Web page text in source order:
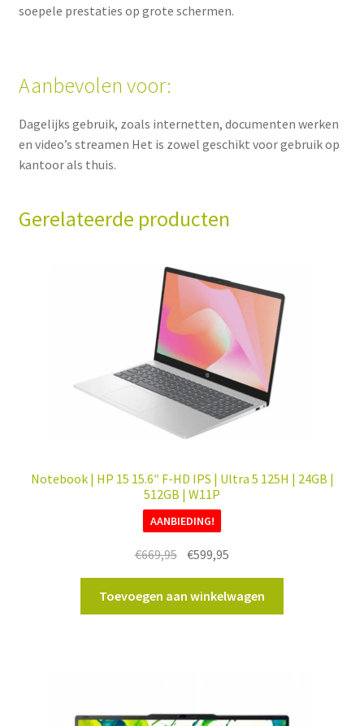
soepele prestaties op grote schermen.
Aanbevolen voor:
Dagelijks gebruik, zoals internetten, documenten werken
en video’s streamen Het is zowel geschikt voor gebruik op
kantoor als thuis.
Gerelateerde producten
Notebook | HP 15 15.6″ F-HD IPS | Ultra 5 125H | 24GB |
512GB | W11P
AANBIEDING!
€669,95 Oorspronkelijke
prijs
was:
€669,95.
€599,95
prijs
is:
€599,95.
Toevoegen aan winkelwagen